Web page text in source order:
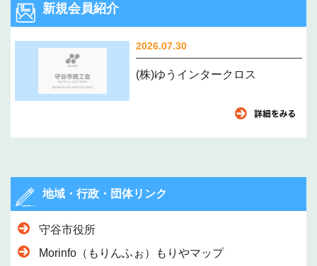
新規会員紹介
2026.07.30
(株)ゆうインタークロス
地域・行政・団体リンク
守谷市役所
Morinfo（もりんふぉ）もりやマップ